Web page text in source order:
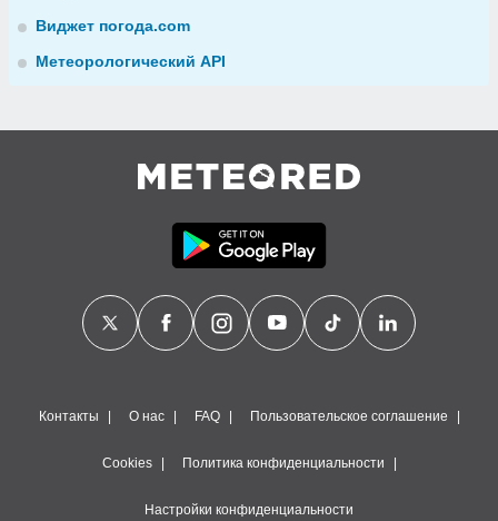
Виджет погода.com
Метеорологический API
Контакты О нас FAQ Пользовательское соглашение
Cookies Политика конфиденциальности
Настройки конфиденциальности